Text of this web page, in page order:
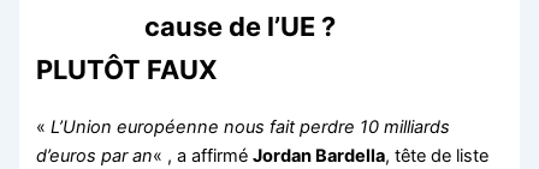
cause de l’UE ?
PLUTÔT FAUX
«L’Union européenne nous fait perdre 10 milliards
d’euros par an« , a affirméJordan Bardella, tête de liste